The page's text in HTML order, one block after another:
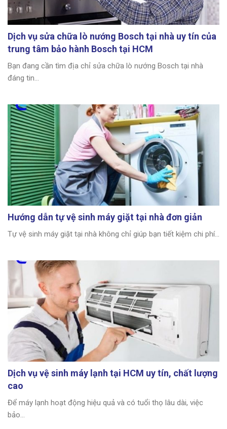
Dịch vụ sửa chữa lò nướng Bosch tại nhà uy tín của
trung tâm bảo hành Bosch tại HCM
Bạn đang cần tìm địa chỉ sửa chữa lò nướng Bosch tại nhà
đáng tin...
Hướng dẫn tự vệ sinh máy giặt tại nhà đơn giản
Tự vệ sinh máy giặt tại nhà không chỉ giúp bạn tiết kiệm chi phí...
Dịch vụ vệ sinh máy lạnh tại HCM uy tín, chất lượng
cao
Để máy lạnh hoạt động hiệu quả và có tuổi thọ lâu dài, việc
bảo...